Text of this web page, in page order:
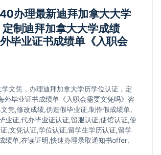
办理最新迪拜加拿大大学
制迪拜加拿大大学成绩
毕业证书成绩单《入职会
文凭，办理迪拜加拿大学历学位认证，定
外毕业证书成绩单《入职会需要文凭吗》咨
凭,修改成绩,伪造假毕业证,制作假成绩单,
业证,代办毕业证认证,留服认证,使馆认证,使
,文凭认证,学位认证,留学生学历认证,留学
单,在读证明,快速办理录取通知书offer、